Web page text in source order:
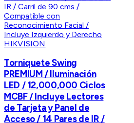
HIKVISION
Torniquete Swing
PREMIUM / Iluminación
LED / 12,000,000 Ciclos
MCBF / Incluye Lectores
de Tarjeta y Panel de
Acceso / 14 Pares de IR /